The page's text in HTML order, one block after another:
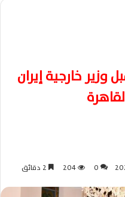
خارجية إيران
0
204